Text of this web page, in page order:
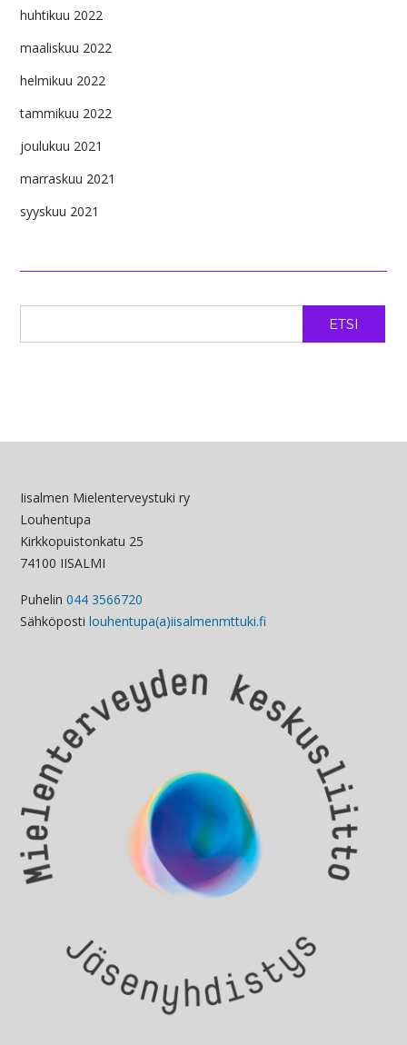
huhtikuu 2022
maaliskuu 2022
helmikuu 2022
tammikuu 2022
joulukuu 2021
marraskuu 2021
syyskuu 2021
ETSI
Iisalmen Mielenterveystuki ry
Louhentupa
Kirkkopuistonkatu 25
74100 IISALMI
Puhelin 044 3566720
Sähköposti louhentupa(a)iisalmenmttuki.fi